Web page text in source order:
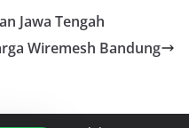
Jawa Tengah
Wiremesh Bandung